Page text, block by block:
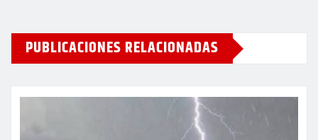
PUBLICACIONES RELACIONADAS